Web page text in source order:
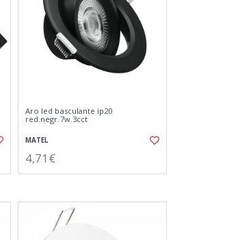
Aro led basculante ip20
red.negr.7w.3cct
MATEL
4,71€